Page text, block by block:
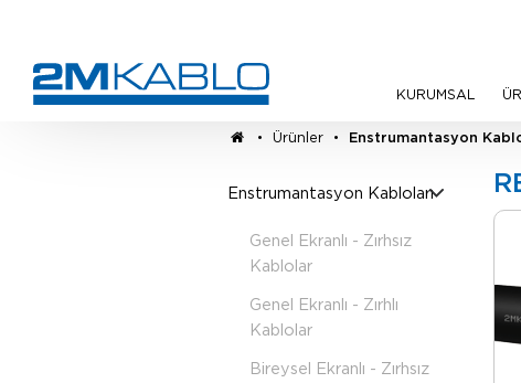
KURUMSAL
• Ürünler • Enstrumantasyon
Enstrumantasyon Kabloları
Genel Ekranlı - Zırhsız
Kablolar
Genel Ekranlı - Zırhlı
Kablolar
Bireysel Ekranlı - Zırhsız